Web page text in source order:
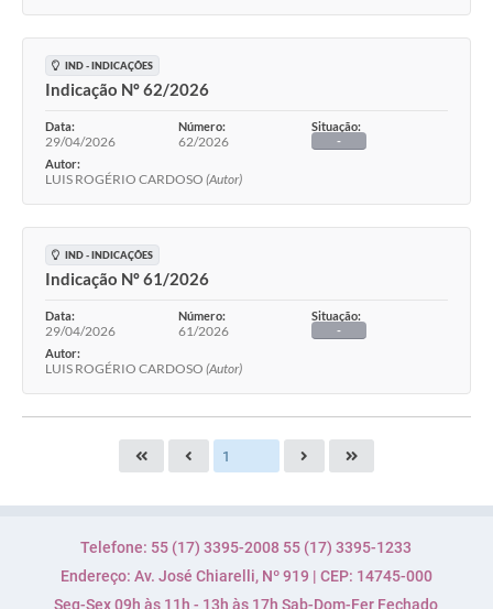
IND - INDICAÇÕES
Indicação Nº 62/2026
Data:
29/04/2026
Número:
62/2026
Situação:
-
Autor:
LUIS ROGÉRIO CARDOSO (Autor)
IND - INDICAÇÕES
Indicação Nº 61/2026
Data:
29/04/2026
Número:
61/2026
Situação:
-
Autor:
LUIS ROGÉRIO CARDOSO (Autor)
Telefone: 55 (17) 3395-2008 55 (17) 3395-1233
Endereço: Av. José Chiarelli, Nº 919 | CEP: 14745-000
Seg-Sex 09h às 11h - 13h às 17h Sab-Dom-Fer Fechado